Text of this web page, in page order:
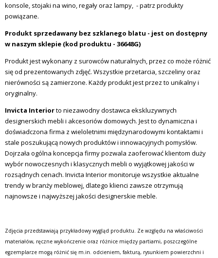
konsole, stojaki na wino, regały oraz lampy, - patrz produkty
powiązane.
Produkt sprzedawany bez szklanego blatu - jest on dostępny
w naszym sklepie (kod produktu - 36648G)
Produkt jest wykonany z surowców naturalnych, przez co może różnić
się od prezentowanych zdjęć. Wszystkie przetarcia, szczeliny oraz
nierówności są zamierzone. Każdy produkt jest przez to unikalny i
oryginalny.
Invicta Interiorto niezawodny dostawca ekskluzywnych
designerskich mebli i akcesoriów domowych. Jest to dynamiczna i
doświadczona firma z wieloletnimi międzynarodowymi kontaktami i
stale poszukującą nowych produktów i innowacyjnych pomysłów.
Dojrzała ogólna koncepcja firmy pozwala zaoferować klientom duży
wybór nowoczesnych i klasycznych mebli o wyjątkowej jakości w
rozsądnych cenach. Invicta Interior monitoruje wszystkie aktualne
trendy w branży meblowej, dlatego klienci zawsze otrzymują
najnowsze i najwyższej jakości designerskie meble.
Zdjęcia przedstawiają przykładowy wygląd produktu. Ze względu na właściwości
materiałów, ręczne wykończenie oraz różnice między partiami, poszczególne
egzemplarze mogą różnić się m.in. odcieniem, fakturą, rysunkiem powierzchni i